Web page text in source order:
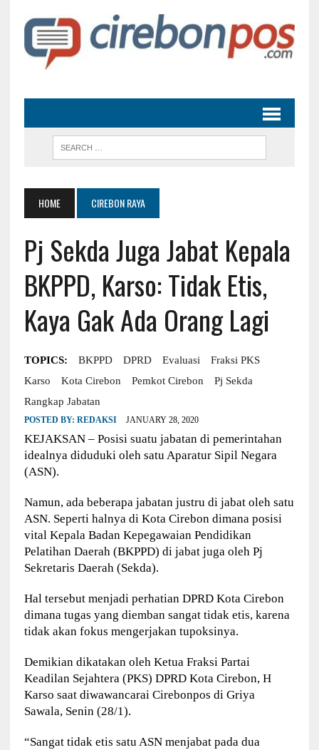
HOME CIREBON RAYA
Pj Sekda Juga Jabat Kepala
BKPPD, Karso: Tidak Etis,
Kaya Gak Ada Orang Lagi
TOPICS: BKPPD DPRD Evaluasi
Fraksi PKS
Karso
Kota Cirebon Pemkot Cirebon
Pj Sekda
Rangkap Jabatan
POSTED BY: REDAKSI JANUARY 28, 2020
KEJAKSAN – Posisi suatu jabatan di pemerintahan
idealnya diduduki oleh satu Aparatur Sipil Negara
(ASN).
Namun, ada beberapa jabatan justru di jabat oleh satu
ASN. Seperti halnya di Kota Cirebon dimana posisi
vital Kepala Badan Kepegawaian Pendidikan
Pelatihan Daerah (BKPPD) di jabat juga oleh Pj
Sekretaris Daerah (Sekda).
Hal tersebut menjadi perhatian DPRD Kota Cirebon
dimana tugas yang diemban sangat tidak etis, karena
tidak akan fokus mengerjakan tupoksinya.
Demikian dikatakan oleh Ketua Fraksi Partai
Keadilan Sejahtera (PKS) DPRD Kota Cirebon, H
Karso saat diwawancarai Cirebonpos di Griya
Sawala, Senin (28/1).
“Sangat tidak etis satu ASN menjabat pada dua